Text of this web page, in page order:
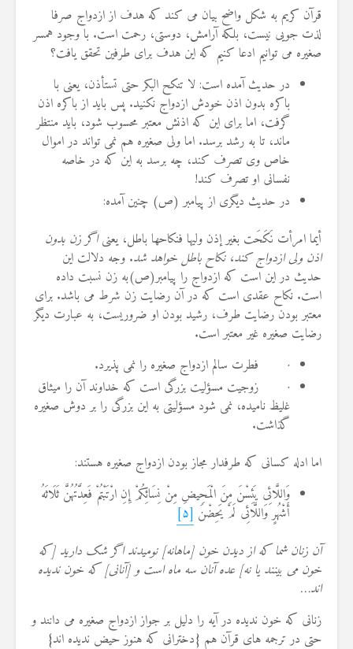
قرآن کریم به شکل واضح بیان می کند که هدف از ازدواج صرفا
لذت جویی نیست، بلکه آرامش، دوستی، رحمت است. با وجود همسر
صغیره می توانیم ادعا کنیم که این هدف برای طرفین تحقق یافت؟
در حدیث آمده است: لا تنکح البکر حتى تستأذن، یعنی با
باکره بدون اذن خودش ازدواج نکنید. پس باید از باکره اذن
گرفت، اما برای این که اذنش معتبر محسوب شود، باید منتظر
ماند، تا به رشد برسد. اما ولی صغیره هم نمی تواند در اموال
خاص وی تصرف کند، چه برسد به این که در خاصه
نفسانی او تصرف کند!
در حدیث دیگری از پیامبر (ص) چنین آمده:
أیما امرأت نَکَحَت بغیر إذن ولیها فنکاحها باطل، یعنیاگر زن بدون
اذن ولی ازدواج کند، نکاح باطل خواهد شد. وجه دلالت این
حدیث در این است که ازدواج را پیامبر(ص)به زن نسبت داده
است. نکاح عقدی است که در آن رضایت زن شرط می باشد. برای
معتبر بودن رضایت طرف، رشید بودن او ضروریست، به عبارت دیگر
رضایت صغیره غیر معتبر است.
· فطرت سالم ازدواج صغیره را نمی پذیرد.
· زوجیت مسؤلیت بزرگی است که خداوند آن را میثاق
غلیظ نامیده، نمی شود مسؤلیتی به این بزرگی را بر دوش صغیره
گذاشت.
اما ادله کسانی که طرفدار مجاز بودن ازدواج صغیره هستند:
وَاللَّائِی یَئِسْنَ مِنَ الْمَحِیضِ مِنْ نِسَائِکُمْ إِنِ ارْتَبْتُمْ فَعِدَّتُهُنَّ ثَلَاثَهُ
أَشْهُرٍ وَاللَّائِی لَمْ یَحِضْنَ [۵]
آن زنان شما که از دیدن خون [ماهانه] نومیدند اگر شک دارید [که
خون مى ‏بینند یا نه] عده آنان سه ماه است و [آنانى] که خون ندیده‏
اند…
زنانی که خون ندیده در آیه را دلیل بر جواز ازدواج صغیره می دانند و
حتی در ترجمه های قرآن هم {دخترانی که هنوز حیض ندیده اند}